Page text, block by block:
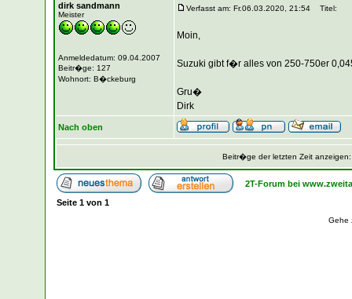
dirk sandmann
Meister
Anmeldedatum: 09.04.2007
Beitr�ge: 127
Wohnort: B�ckeburg
Verfasst am: Fr.06.03.2020, 21:54 Titel:
Moin,
Suzuki gibt f�r alles von 250-750er
Gru�
Dirk
Nach oben
Beitr�ge der letzten Zeit
2T-Forum bei
Seite 1von 1
Gehe